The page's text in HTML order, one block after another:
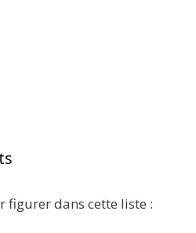
figurer dans cette liste :